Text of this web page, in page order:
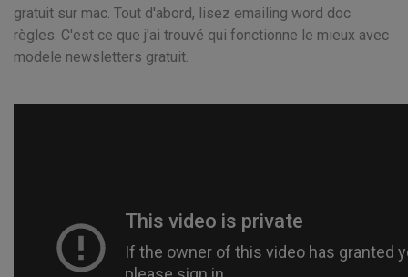
gratuit sur mac. Tout d'abord, lisez emailing word doc
règles. C'est ce que j'ai trouvé qui fonctionne le mieux avec
modele newsletters gratuit.